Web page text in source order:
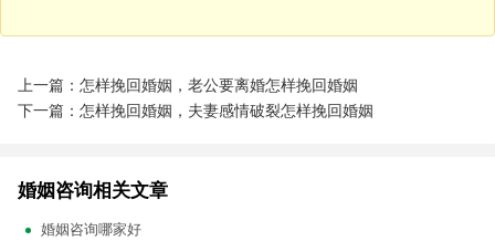
上一篇：怎样挽回婚姻，老公要离婚怎样挽回婚姻
下一篇：怎样挽回婚姻，夫妻感情破裂怎样挽回婚姻
婚姻咨询相关文章
婚姻咨询哪家好